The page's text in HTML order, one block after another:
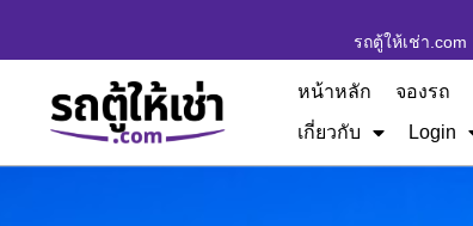
รถตู้ให้เช่า.com
หน้าหลัก จองรถ
เกี่ยวกับ
Login